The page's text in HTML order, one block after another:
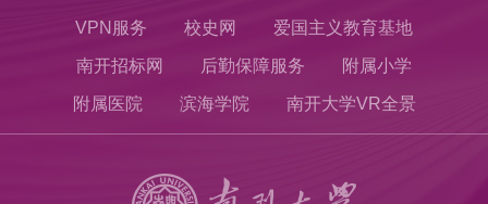
VPN服务 校史网 爱国主义教育基地
南开招标网 后勤保障服务 附属小学
附属医院 滨海学院 南开大学VR全景